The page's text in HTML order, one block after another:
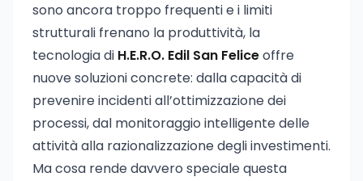
sono ancora troppo frequenti e i limiti
strutturali frenano la produttività, la
tecnologia di H.E.R.O. Edil San Feliceoffre
nuove soluzioni concrete: dalla capacità di
prevenire incidenti all’ottimizzazione dei
processi, dal monitoraggio intelligente delle
attività alla razionalizzazione degli investimenti.
Ma cosa rende davvero speciale questa